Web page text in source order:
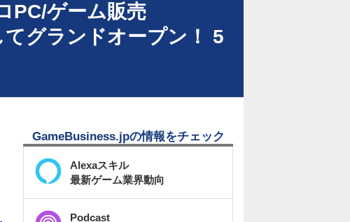
PC/ゲーム販売
グランドオープン！ 5
GameBusiness.jpの情報をチェック
Alexaスキル
最新ゲーム業界動向
Podcast